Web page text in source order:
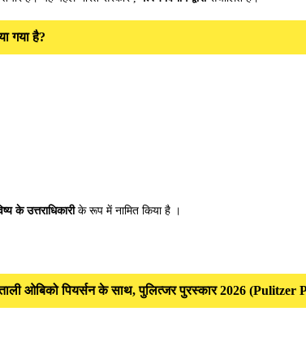
गया है?
के उत्तराधिकारीके रूप में नामित किया है ।
ओबिको पियर्सन के साथ, पुलित्जर पुरस्कार 2026 (Pulitzer